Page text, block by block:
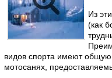
Из
(как
видов спорта имеют
мотосанях,